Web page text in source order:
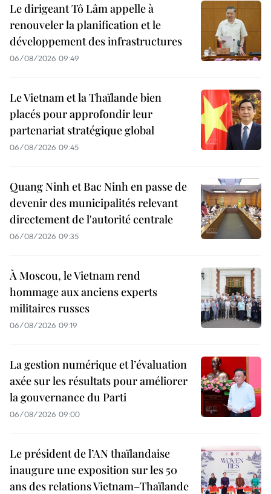
Le dirigeant Tô Lâm appelle à
renouveler la planification et le
développement des infrastructures
06/08/2026 09:49
Le Vietnam et la Thaïlande bien
placés pour approfondir leur
partenariat stratégique global
06/08/2026 09:45
Quang Ninh et Bac Ninh en passe de
devenir des municipalités relevant
directement de l'autorité centrale
06/08/2026 09:35
À Moscou, le Vietnam rend
hommage aux anciens experts
militaires russes
06/08/2026 09:19
La gestion numérique et l’évaluation
axée sur les résultats pour améliorer
la gouvernance du Parti
06/08/2026 09:00
Le président de l’AN thaïlandaise
inaugure une exposition sur les 50
ans des relations Vietnam–Thaïlande